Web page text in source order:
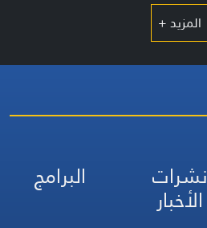
المزيد +
نشرات
الأخبار
البرامج